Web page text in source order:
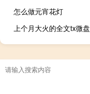
怎么做元宵花灯
上个月大火的全文tx微盘